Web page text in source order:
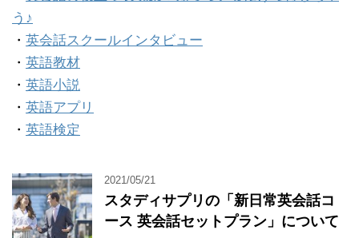
う♪
・ 英会話スクールインタビュー
・ 英語教材
・ 英語小説
・ 英語アプリ
・ 英語検定
2021/05/21
スタディサプリの「新日常英会話コ
ース 英会話セットプラン」について